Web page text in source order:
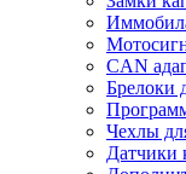
CAN
Брелоки
Чехлы
Датчики